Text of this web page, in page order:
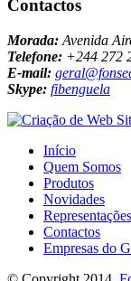
Contactos
Morada: Avenida
Telefone: +244 272
E-mail:
Skype: fibenguela
Início
Quem Somos
Produtos
Novidades
Representações
Contactos
Empresas do